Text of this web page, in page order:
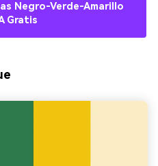
Negro-Verde-Amarillo
Gratis